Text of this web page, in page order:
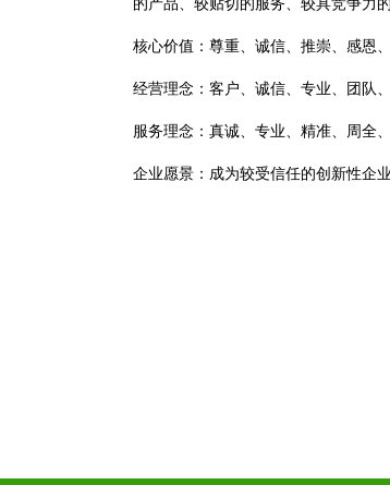
的产品、较贴切的服务、较具竞争力
核心价值：尊重、诚信、推崇、感恩
经营理念：客户、诚信、专业、团队
服务理念：真诚、专业、精准、周全
企业愿景：成为较受信任的创新性企